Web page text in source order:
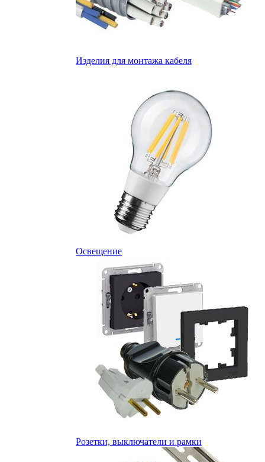
Изделия для монтажа кабеля
Освещение
Розетки, выключатели и рамки